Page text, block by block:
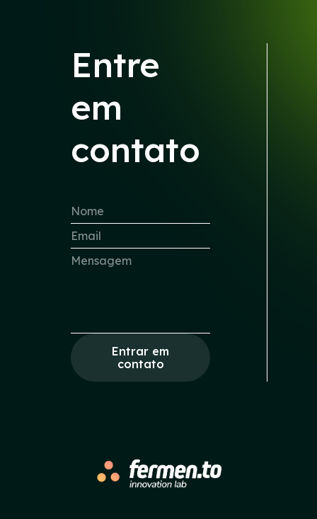
Entre
em
contato
Entrar em
contato